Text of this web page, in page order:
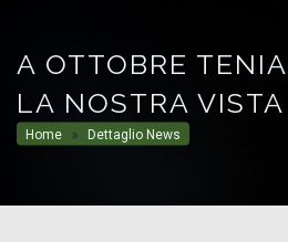
A OTTOBRE
LA NOSTRA VISTA
Home Dettaglio News